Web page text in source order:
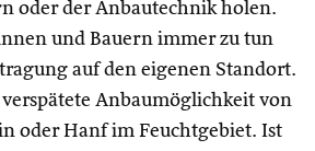
oder der Anbautechnik holen.
und Bauern immer zu tun
auf den eigenen Standort.
Anbaumöglichkeit von
oder Hanf im Feuchtgebiet. Ist